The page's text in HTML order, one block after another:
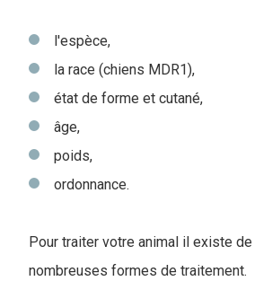
l'espèce,
la race (chiens MDR1),
état de forme et cutané,
âge,
poids,
ordonnance.
Pour traiter votre animal il existe de
nombreuses formes de traitement.